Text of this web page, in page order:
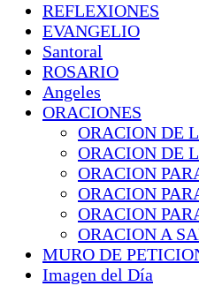
REFLEXIONES
EVANGELIO
Santoral
ROSARIO
Angeles
ORACIONES
ORACION DE
ORACION DE
ORACION
ORACION
ORACION
ORACION A
MURO DE
Imagen del Día